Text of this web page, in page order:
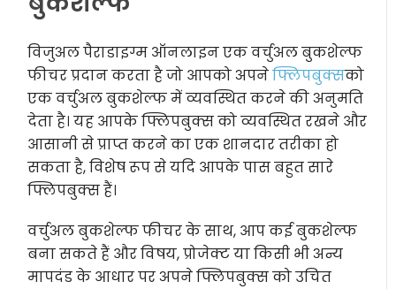
विजुअल पैराडाइग्म ऑनलाइन एक वर्चुअल बुकशेल्फ
फीचर प्रदान करता है जो आपको अपनेफ्लिपबुक्सको
एक वर्चुअल बुकशेल्फ में व्यवस्थित करने की अनुमति
देता है। यह आपके फ्लिपबुक्स को व्यवस्थित रखने और
आसानी से प्राप्त करने का एक शानदार तरीका हो
सकता है, विशेष रूप से यदि आपके पास बहुत सारे
फ्लिपबुक्स हैं।
वर्चुअल बुकशेल्फ फीचर के साथ, आप कई बुकशेल्फ
बना सकते हैं और विषय, प्रोजेक्ट या किसी भी अन्य
मापदंड के आधार पर अपने फ्लिपबुक्स को उचित